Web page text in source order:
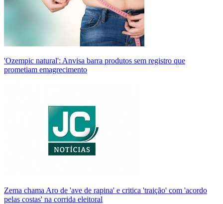
'Ozempic natural': Anvisa barra produtos sem registro que
prometiam emagrecimento
Zema chama Aro de 'ave de rapina' e critica 'traição' com 'acordo
pelas costas' na corrida eleitoral